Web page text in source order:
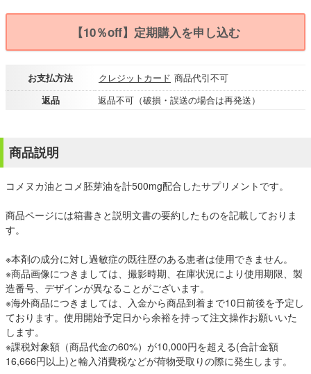
【10％off】定期購入を申し込む
お支払方法 クレジットカード 商品代引不可
返品
返品不可（破損・誤送の場合は再発送）
商品説明
コメヌカ油とコメ胚芽油を計500mg配合したサプリメントです。
商品ページには箱書きと説明文書の要約したものを記載しておりま
す。
※本剤の成分に対し過敏症の既往歴のある患者は使用できません。
※商品画像につきましては、撮影時期、在庫状況により使用期限、製
造番号、デザインが異なることがございます。
※海外商品につきましては、入金から商品到着まで10日前後を予定し
ております。使用開始予定日から余裕を持って注文操作お願いいた
します。
※課税対象額（商品代金の60%）が10,000円を超える(合計金額
16,666円以上)と輸入消費税などが荷物受取りの際に発生します。